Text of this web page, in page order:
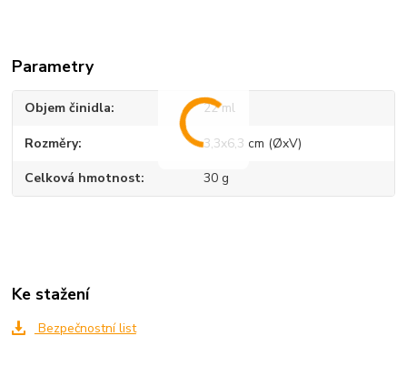
Parametry
Objem činidla 22 ml
Rozměry 3,3x6,3 cm (ØxV)
Celková hmotnost 30 g
Ke stažení
Bezpečnostní list